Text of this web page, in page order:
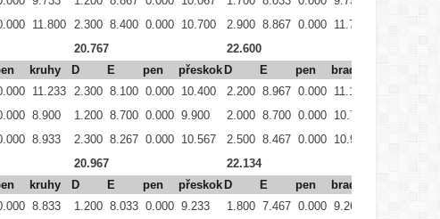
11.800 2.300 8.400 0.000 10.700 2.900 8.867 0.000 11.767
20.767 22.600
kruhy D E pen přeskok D E pen bradla
11.233 2.300 8.100 0.000 10.400 2.200 8.967 0.000 11.167
8.900 1.200 8.700 0.000 9.900 2.000 8.700 0.000 10.700
8.933 2.300 8.267 0.000 10.567 2.500 8.467 0.000 10.967
20.967 22.134
kruhy D E pen přeskok D E pen bradla
8.833 1.200 8.033 0.000 9.233 1.800 7.467 0.000 9.267